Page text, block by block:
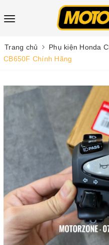
Trang chủ Phụ kiện Honda
CB650F Chính Hãng